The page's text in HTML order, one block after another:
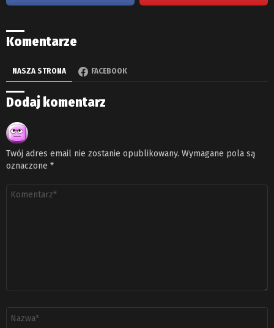
Komentarze
NASZA STRONA FACEBOOK
Dodaj komentarz
Twój adres email nie zostanie opublikowany. Wymagane pola są
oznaczone *
Komentarz